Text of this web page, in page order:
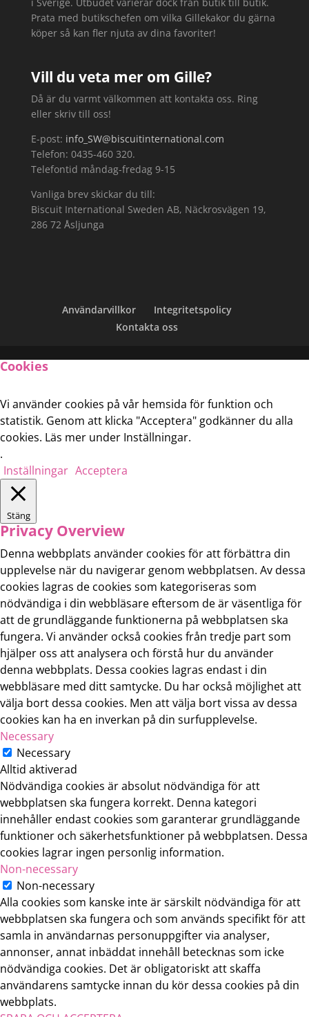
i Sverige. Utbudet varierar dock från butik till butik.
Prata med butikschefen om vilka Gillekakor du gärna
köper så kan fler njuta av dina favoriter!
Vill du veta mer om Gille?
Då är du varmt välkommen att kontakta oss. Ring
eller skriv till oss!
E-post: info_SW@biscuitinternational.com
Telefon: 0435-460 320.
Telefontid måndag-fredag 9-15
Vanliga brev skickar du till:
Biscuit International Sweden AB, Näckrosvägen 19,
286 72 Åsljunga
Användarvillkor
Integritetspolicy
Kontakta oss
Cookies
Vi använder cookies på vår hemsida för funktion och
statistik. Genom att klicka "Acceptera" godkänner du alla
cookies. Läs mer under Inställningar.
.
Inställningar Acceptera
Stäng
Privacy Overview
Denna webbplats använder cookies för att förbättra din
upplevelse när du navigerar genom webbplatsen. Av dessa
cookies lagras de cookies som kategoriseras som
nödvändiga i din webbläsare eftersom de är väsentliga för
att de grundläggande funktionerna på webbplatsen ska
fungera. Vi använder också cookies från tredje part som
hjälper oss att analysera och förstå hur du använder
denna webbplats. Dessa cookies lagras endast i din
webbläsare med ditt samtycke. Du har också möjlighet att
välja bort dessa cookies. Men att välja bort vissa av dessa
cookies kan ha en inverkan på din surfupplevelse.
Necessary
Necessary
Alltid aktiverad
Nödvändiga cookies är absolut nödvändiga för att
webbplatsen ska fungera korrekt. Denna kategori
innehåller endast cookies som garanterar grundläggande
funktioner och säkerhetsfunktioner på webbplatsen. Dessa
cookies lagrar ingen personlig information.
Non-necessary
Non-necessary
Alla cookies som kanske inte är särskilt nödvändiga för att
webbplatsen ska fungera och som används specifikt för att
samla in användarnas personuppgifter via analyser,
annonser, annat inbäddat innehåll betecknas som icke
nödvändiga cookies. Det är obligatoriskt att skaffa
användarens samtycke innan du kör dessa cookies på din
webbplats.